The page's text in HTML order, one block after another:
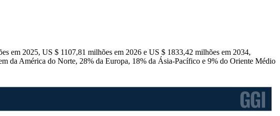
em 2025, US $ 1107,81 milhões em 2026 e US $ 1833,42 milhões em 2034,
da América do Norte, 28% da Europa, 18% da Ásia-Pacífico e 9% do Oriente Médio